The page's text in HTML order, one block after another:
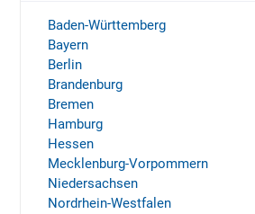
Baden-Württemberg
Bayern
Berlin
Brandenburg
Bremen
Hamburg
Hessen
Mecklenburg-Vorpommern
Niedersachsen
Nordrhein-Westfalen